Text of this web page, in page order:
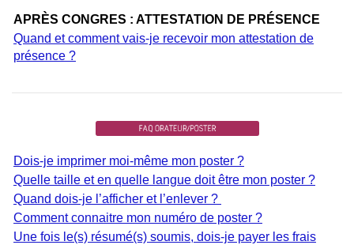
APRÈS CONGRES : ATTESTATION DE PRÉSENCE
Quand et comment vais-je recevoir mon attestation de
présence ?
Dois-je imprimer moi-même mon poster ?
Quelle taille et en quelle langue doit être mon poster ?
Quand dois-je l’afficher et l’enlever ?
Comment connaitre mon numéro de poster ?
Une fois le(s) résumé(s) soumis, dois-je payer les frais